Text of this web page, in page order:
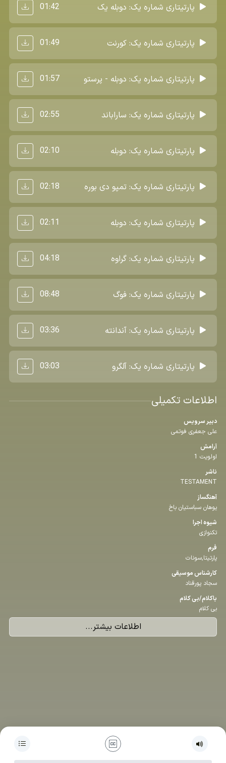
پارتیتاری شماره یک: دوبله یک 01:42
پارتیتاری شماره یک: کورنت 01:49
پارتیتاری شماره یک: دوبله - پرستو 01:57
پارتیتاری شماره یک: ساراباند 02:55
پارتیتاری شماره یک: دوبله 02:10
پارتیتاری شماره یک: تمپو دی بوره 02:18
پارتیتاری شماره یک: دوبله 02:11
پارتیتاری شماره یک: گراوه 04:18
پارتیتاری شماره یک: فوگ 08:48
پارتیتاری شماره یک: آندانته 03:36
پارتیتاری شماره یک: آلگرو 03:03
اطلاعات تکمیلی
دبیر سرویس
علی جعفری فوتمی
آرامش
اولویت 1
ناشر
TESTAMENT
آهنگساز
یوهان سباستیان باخ
شیوه اجرا
تکنوازی
فرم
پارتیتا,سونات
كارشناس موسیقی
سجاد پورقناد
باكلام/بی كلام
بی کلام
اطلاعات بیشتر...